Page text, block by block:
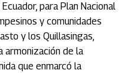
para Plan Nacional
y comunidades
y los Quillasingas,
armonización de la
que enmarcó la